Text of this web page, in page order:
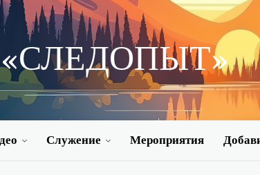
Служение Мероприятия